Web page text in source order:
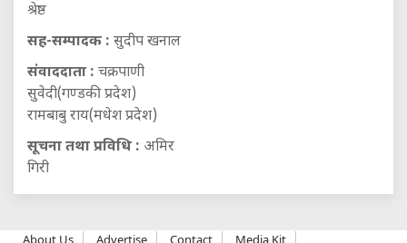
श्रेष्ठ
सह-सम्पादक : सुदीप खनाल
संवाददाता : चक्रपाणी
सुवेदी(गण्डकी प्रदेश)
रामबाबु राय(मधेश प्रदेश)
सूचना तथा प्रविधि : अमिर
गिरी
About Us Advertise Contact Media Kit